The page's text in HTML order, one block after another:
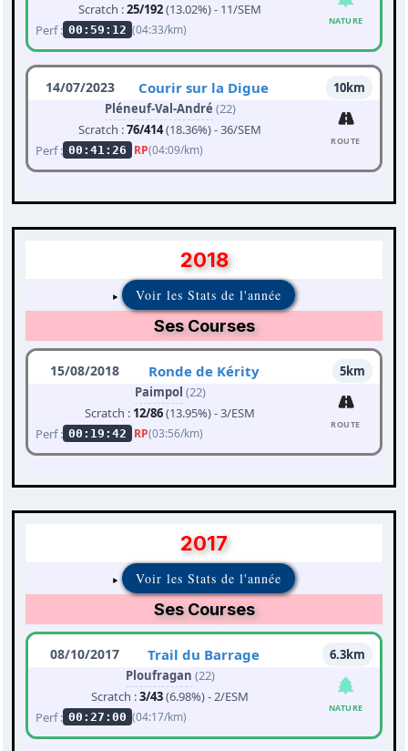
Scratch :25/192(13.02%) - 11/SEM
Perf : 00:59:12 (04:33/km)
NATURE
14/07/2023 Courir sur la Digue
10km
Pléneuf-Val-André (22)
Scratch :76/414(18.36%) - 36/SEM
Perf : 00:41:26 RP(04:09/km)
ROUTE
2018
Voir les Stats de l'année
Ses Courses
15/08/2018 Ronde de Kérity
5km
Paimpol (22)
Scratch : 12/86(13.95%) - 3/ESM
Perf : 00:19:42 RP(03:56/km)
ROUTE
2017
Voir les Stats de l'année
Ses Courses
08/10/2017 Trail du Barrage
6.3km
Ploufragan (22)
Scratch :3/43(6.98%) - 2/ESM
Perf : 00:27:00 (04:17/km)
NATURE